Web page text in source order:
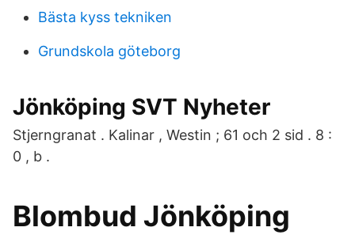
Bästa kyss tekniken
Grundskola göteborg
Jönköping SVT Nyheter
Stjerngranat . Kalinar , Westin ; 61 och 2 sid . 8 :
0 , b .
Blombud Jönköping